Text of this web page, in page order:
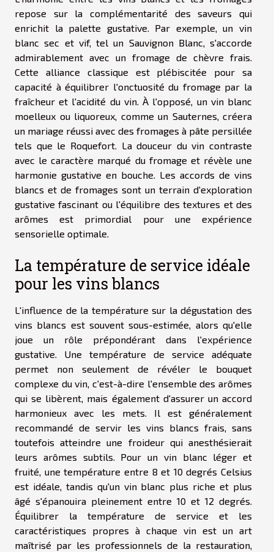
repose sur la complémentarité des saveurs qui
enrichit la palette gustative. Par exemple, un vin
blanc sec et vif, tel un Sauvignon Blanc, s'accorde
admirablement avec un fromage de chèvre frais.
Cette alliance classique est plébiscitée pour sa
capacité à équilibrer l'onctuosité du fromage par la
fraîcheur et l'acidité du vin. À l'opposé, un vin blanc
moelleux ou liquoreux, comme un Sauternes, créera
un mariage réussi avec des fromages à pâte persillée
tels que le Roquefort. La douceur du vin contraste
avec le caractère marqué du fromage et révèle une
harmonie gustative en bouche. Les accords de vins
blancs et de fromages sont un terrain d'exploration
gustative fascinant ou l'équilibre des textures et des
arômes est primordial pour une expérience
sensorielle optimale.
La température de service idéale
pour les vins blancs
L'influence de la température sur la dégustation des
vins blancs est souvent sous-estimée, alors qu'elle
joue un rôle prépondérant dans l'expérience
gustative. Une température de service adéquate
permet non seulement de révéler le bouquet
complexe du vin, c'est-à-dire l'ensemble des arômes
qui se libèrent, mais également d'assurer un accord
harmonieux avec les mets. Il est généralement
recommandé de servir les vins blancs frais, sans
toutefois atteindre une froideur qui anesthésierait
leurs arômes subtils. Pour un vin blanc léger et
fruité, une température entre 8 et 10 degrés Celsius
est idéale, tandis qu'un vin blanc plus riche et plus
âgé s'épanouira pleinement entre 10 et 12 degrés.
Équilibrer la température de service et les
caractéristiques propres à chaque vin est un art
maîtrisé par les professionnels de la restauration,